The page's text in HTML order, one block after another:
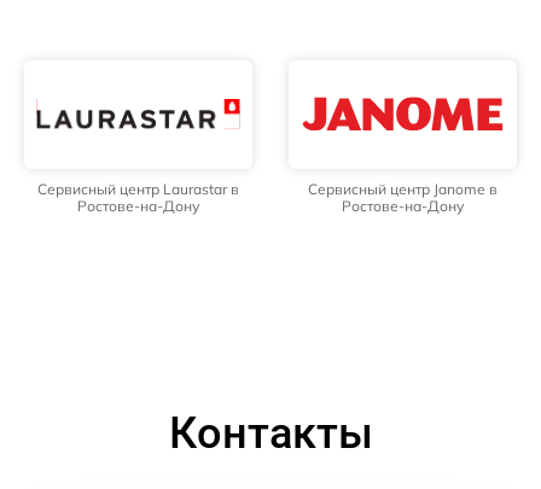
Сервисный центр Laurastar в
Ростове-на-Дону
Сервисный центр Janome в
Ростове-на-Дону
Контакты